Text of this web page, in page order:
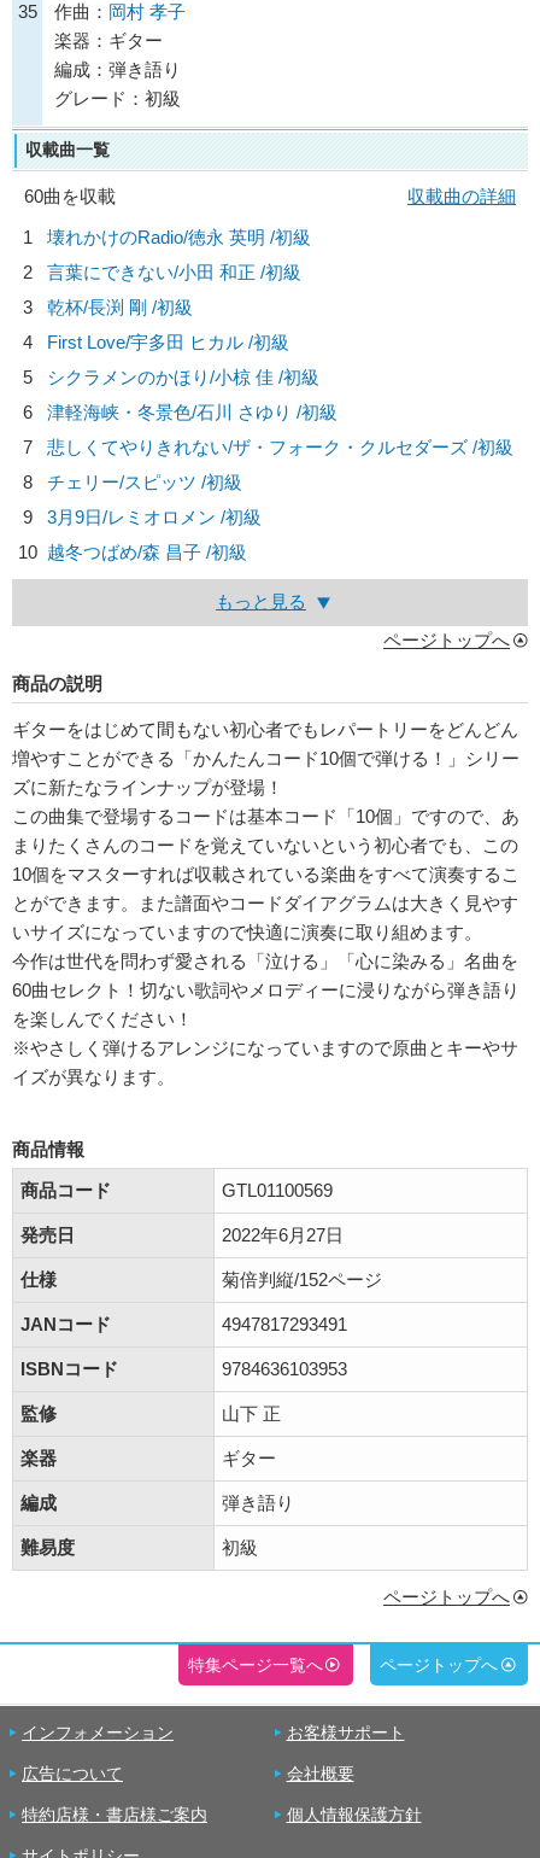
35
作曲： 岡村 孝子
楽器：ギター
編成：弾き語り
グレード：初級
収載曲一覧
60曲を収載
収載曲の詳細
1
壊れかけのRadio/徳永 英明 /初級
2
言葉にできない/小田 和正 /初級
3
乾杯/長渕 剛 /初級
4
First Love/宇多田 ヒカル /初級
5
シクラメンのかほり/小椋 佳 /初級
6
津軽海峡・冬景色/石川 さゆり /初級
7
悲しくてやりきれない/ザ・フォーク・クルセダーズ /初級
8
チェリー/スピッツ /初級
9
3月9日/レミオロメン /初級
10 越冬つばめ/森 昌子 /初級
もっと見る
ページトップへ
商品の説明
ギターをはじめて間もない初心者でもレパートリーをどんどん
増やすことができる「かんたんコード10個で弾ける！」シリー
ズに新たなラインナップが登場！
この曲集で登場するコードは基本コード「10個」ですので、あ
まりたくさんのコードを覚えていないという初心者でも、この
10個をマスターすれば収載されている楽曲をすべて演奏するこ
とができます。また譜面やコードダイアグラムは大きく見やす
いサイズになっていますので快適に演奏に取り組めます。
今作は世代を問わず愛される「泣ける」「心に染みる」名曲を
60曲セレクト！切ない歌詞やメロディーに浸りながら弾き語り
を楽しんでください！
※やさしく弾けるアレンジになっていますので原曲とキーやサ
イズが異なります。
商品情報
商品コード
GTL01100569
発売日 2022年6月27日
仕様 菊倍判縦/152ページ
JANコード 4947817293491
ISBNコード 9784636103953
監修 山下 正
楽器 ギター
編成 弾き語り
難易度 初級
ページトップへ
特集ページ一覧へ ページトップへ
インフォメーション お客様サポート
広告について 会社概要
特約店様・書店様ご案内 個人情報保護方針